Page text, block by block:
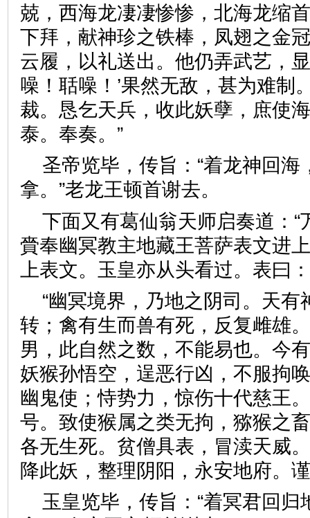
兢，西海龙凄凄惨惨，北海龙缩
下拜，献神珍之铁棒，凤翅之金
云履，以礼送出。他仍弄武艺，
噪！聒噪！’果然无敌，甚为难制
裁。恳乞天兵，收此妖孽，庶使
泰。奉奏。”
圣帝览毕，传旨：“着龙神回海
拿。”老龙王顿首谢去。
下面又有葛仙翁天师启奏道：“
賫奉幽冥教主地藏王菩萨表文进
上表文。玉皇亦从头看过。
“幽冥境界，乃地之阴司。天
转；禽有生而兽有死，反复雌雄
男，此自然之数，不能易也。今
妖猴孙悟空，逞恶行凶，不服拘
幽鬼使；恃势力，惊伤十代慈王
号。致使猴属之类无拘，猕猴之
各无生死。贫僧具表，冒渎天威
降此妖，整理阴阳，永安地府
玉皇览毕，传旨：“着冥君回归